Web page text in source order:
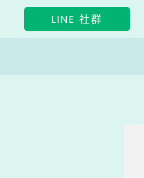
LINE 社群